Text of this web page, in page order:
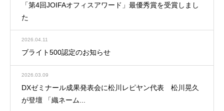
「第4回JOIFAオフィスアワード」最優秀賞を受賞しまし
た
2026.04.11
ブライト500認定のお知らせ
2026.03.09
DXゼミナール成果発表会に松川レピヤン代表 松川晃久
が登壇 「織ネーム...